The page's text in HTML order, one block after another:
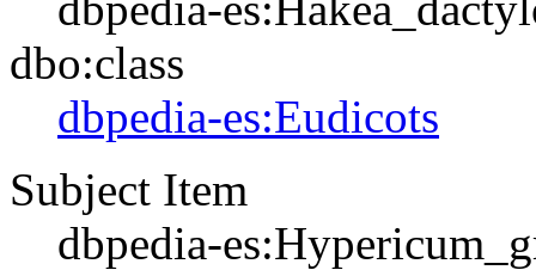
dbo:class
dbpedia-es:Eudicots
Subject Item
dbpedia-